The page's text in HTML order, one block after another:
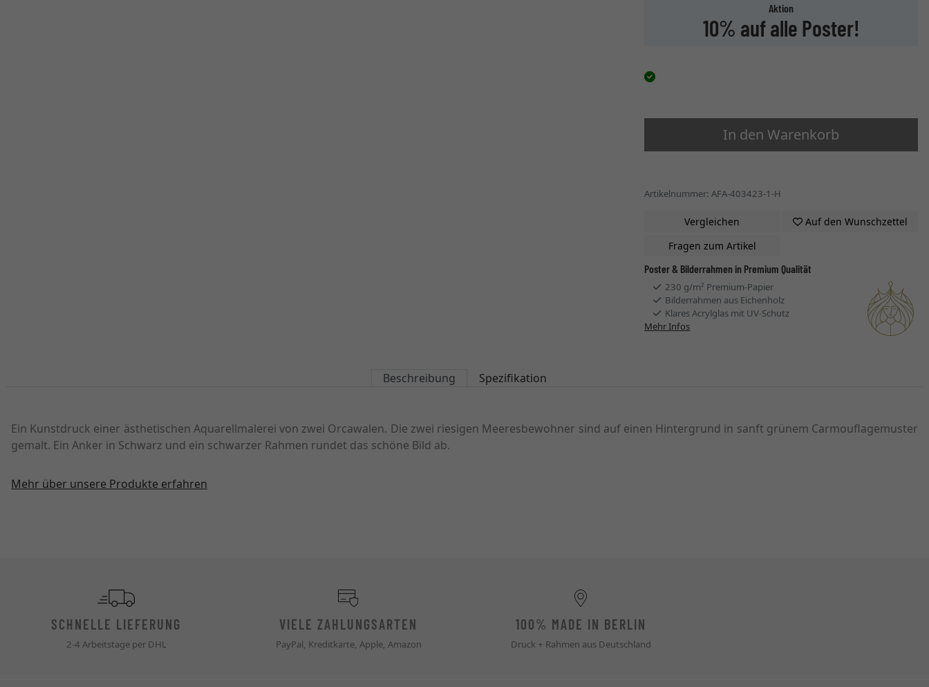
Aktion
10% auf alle Poster!
In den Warenkorb
Artikelnummer: AFA-403423-1-H
Vergleichen
Auf den Wunschzettel
Fragen zum Artikel
Poster & Bilderrahmen in Premium Qualität
230 g/m² Premium-Papier
Bilderrahmen aus Eichenholz
Klares Acrylglas mit UV-Schutz
Mehr Infos
Beschreibung Spezifikation
Ein Kunstdruck einer ästhetischen Aquarellmalerei von zwei Orcawalen. Die zwei riesigen Meeresbewohner sind auf einen Hintergrund in sanft grünem Carmouflagemuster
gemalt. Ein Anker in Schwarz und ein schwarzer Rahmen rundet das schöne Bild ab.
Mehr über unsere Produkte erfahren
SCHNELLE LIEFERUNG
2-4 Arbeitstage per DHL
VIELE ZAHLUNGSARTEN
PayPal, Kreditkarte, Apple, Amazon
100% MADE IN BERLIN
Druck + Rahmen aus Deutschland